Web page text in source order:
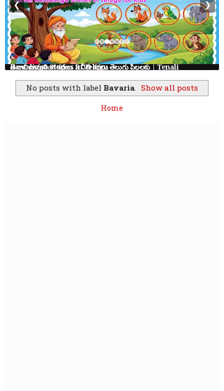
తెనాలి రామలింగ కథలు: 8 నీతి కథలు తెలుగు పిల్లలకు | Tenali Ramalinga Stories in Telugu
❮ ❯
No posts with label Bavaria. Show all posts
Home